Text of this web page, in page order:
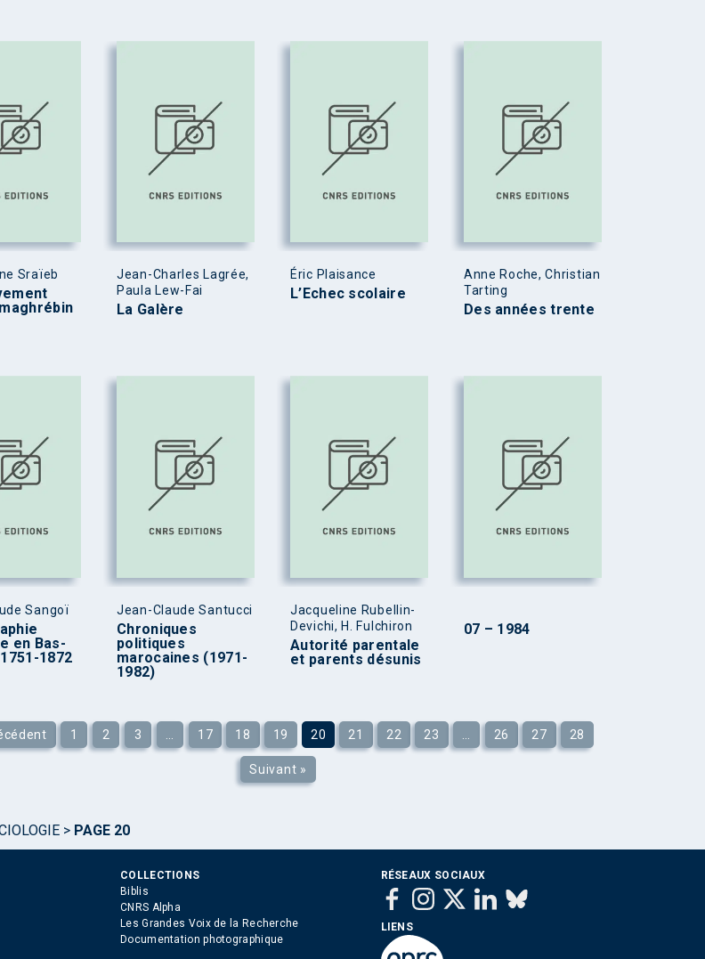
Sraïeb
Jean-Charles Lagrée,
Paula Lew-Fai
La Galère
Éric Plaisance
L’Echec scolaire
Anne Roche, Christian
Tarting
Des années trente
Sangoï
en Bas-
1872
Jean-Claude Santucci
Chroniques
politiques
marocaines (1971-
1982)
Jacqueline Rubellin-
Devichi, H. Fulchiron
Autorité parentale
et parents désunis
07 – 1984
1 2 3 … 17 18 19 20 21 22 23 … 26 27 28
Suivant »
> PAGE 20
COLLECTIONS
Biblis
CNRS Alpha
Les Grandes Voix de la Recherche
Documentation photographique
RÉSEAUX SOCIAUX
LIENS